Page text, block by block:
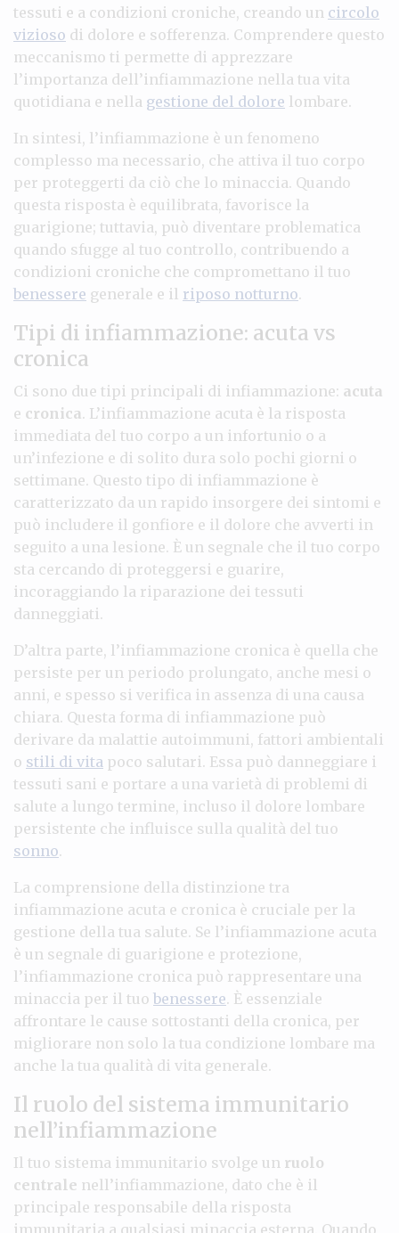
tessuti e a condizioni croniche, creando un circolo
vizioso di dolore e sofferenza. Comprendere questo
meccanismo ti permette di apprezzare
l’importanza dell’infiammazione nella tua vita
quotidiana e nella gestione del dolore lombare.
In sintesi, l’infiammazione è un fenomeno
complesso ma necessario, che attiva il tuo corpo
per proteggerti da ciò che lo minaccia. Quando
questa risposta è equilibrata, favorisce la
guarigione; tuttavia, può diventare problematica
quando sfugge al tuo controllo, contribuendo a
condizioni croniche che compromettano il tuo
benessere generale e il riposo notturno.
Tipi di infiammazione: acuta vs
cronica
Ci sono due tipi principali di infiammazione: acuta
e cronica. L’infiammazione acuta è la risposta
immediata del tuo corpo a un infortunio o a
un’infezione e di solito dura solo pochi giorni o
settimane. Questo tipo di infiammazione è
caratterizzato da un rapido insorgere dei sintomi e
può includere il gonfiore e il dolore che avverti in
seguito a una lesione. È un segnale che il tuo corpo
sta cercando di proteggersi e guarire,
incoraggiando la riparazione dei tessuti
danneggiati.
D’altra parte, l’infiammazione cronica è quella che
persiste per un periodo prolungato, anche mesi o
anni, e spesso si verifica in assenza di una causa
chiara. Questa forma di infiammazione può
derivare da malattie autoimmuni, fattori ambientali
o stili di vita poco salutari. Essa può danneggiare i
tessuti sani e portare a una varietà di problemi di
salute a lungo termine, incluso il dolore lombare
persistente che influisce sulla qualità del tuo
sonno.
La comprensione della distinzione tra
infiammazione acuta e cronica è cruciale per la
gestione della tua salute. Se l’infiammazione acuta
è un segnale di guarigione e protezione,
l’infiammazione cronica può rappresentare una
minaccia per il tuo benessere. È essenziale
affrontare le cause sottostanti della cronica, per
migliorare non solo la tua condizione lombare ma
anche la tua qualità di vita generale.
Il ruolo del sistema immunitario
nell’infiammazione
Il tuo sistema immunitario svolge un ruolo
centrale nell’infiammazione, dato che è il
principale responsabile della risposta
immunitaria a qualsiasi minaccia esterna. Quando